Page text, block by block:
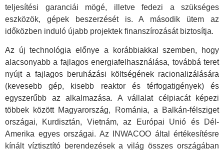
teljesítési garanciái mögé, illetve fedezi a szükséges
eszközök, gépek beszerzését is. A második ütem az
időközben induló újabb projektek finanszírozását biztosítja.
Az új technológia előnye a korábbiakkal szemben, hogy
alacsonyabb a fajlagos energiafelhasználása, továbbá teret
nyújt a fajlagos beruházási költségének racionalizálására
(kevesebb gép, kisebb reaktor és térfogatigények) és
egyszerűbb az alkalmazása. A vállalat célpiacát képezi
többek között Magyarország, Románia, a Balkán-félsziget
országai, Kurdisztán, Vietnám, az Európai Unió és Dél-
Amerika egyes országai. Az INWACOO által értékesítésre
kínált víztisztító berendezések a világ összes országában